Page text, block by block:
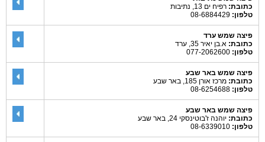
כתובת: רפיח ים 13, נתיבות
טלפון:
פיצה שמש ערד
כתובת: א.בן יאיר 35, ערד
טלפון:
פיצה שמש באר שבע
כתובת: מרכז אורן 185, באר שבע
טלפון:
פיצה שמש באר שבע
כתובת: יוהנה ז'בוטינסקי 24, באר שבע
טלפון: